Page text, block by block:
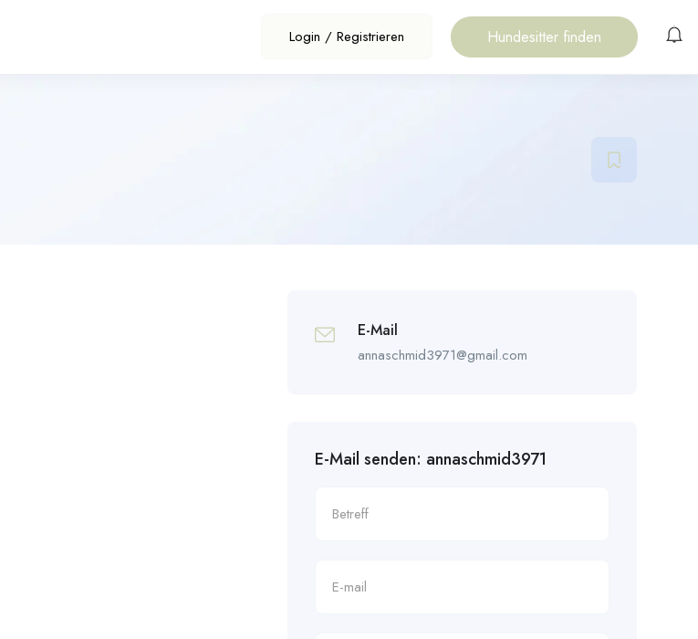
Login / Registrieren Hundesitter finden
E-Mail
annaschmid3971@gmail.com
E-Mail senden: annaschmid3971